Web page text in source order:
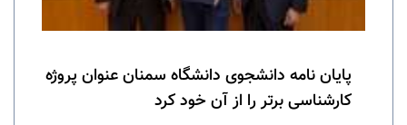
پایان نامه دانشجوی دانشگاه سمنان عنوان پروژه
کارشناسی برتر را از آن خود کرد